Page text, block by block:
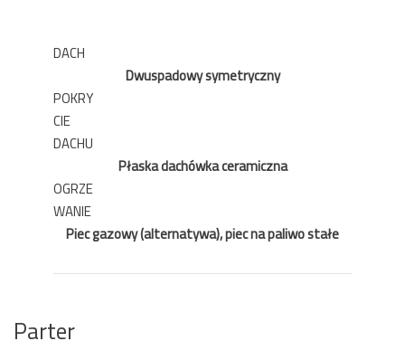
DACH
Dwuspadowy symetryczny
POKRY
CIE
DACHU
Płaska dachówka ceramiczna
OGRZE
WANIE
Piec gazowy (alternatywa), piec na paliwo stałe
Parter